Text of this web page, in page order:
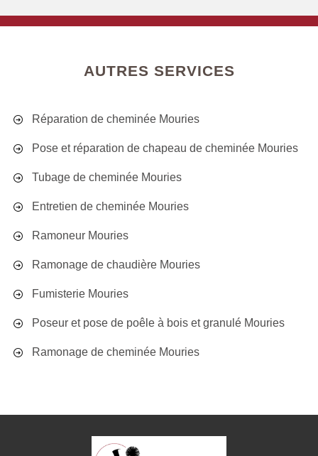
AUTRES SERVICES
Réparation de cheminée Mouries
Pose et réparation de chapeau de cheminée Mouries
Tubage de cheminée Mouries
Entretien de cheminée Mouries
Ramoneur Mouries
Ramonage de chaudière Mouries
Fumisterie Mouries
Poseur et pose de poêle à bois et granulé Mouries
Ramonage de cheminée Mouries